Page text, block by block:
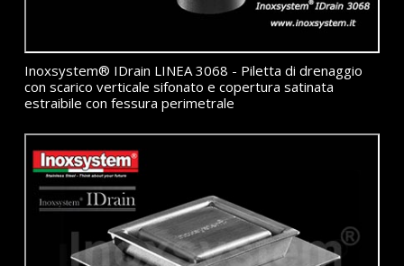
Inoxsystem® IDrain LINEA 3068 - Piletta di drenaggio
con scarico verticale sifonato e copertura satinata
estraibile con fessura perimetrale